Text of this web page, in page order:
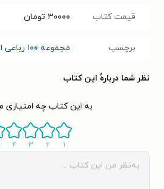
قیمت کتاب ۳۰۰۰۰ تومان
برچسب مجموعه ۱۰۰ رباعی امروز
نظر شما دربارهٔ این کتاب
به این کتاب چه امتیازی
۱ ۲ ۳ ۴